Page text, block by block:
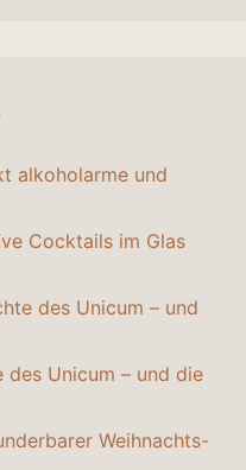
alkoholarme und
Cocktails im Glas
des Unicum – und
des Unicum – und die
Weihnachts-